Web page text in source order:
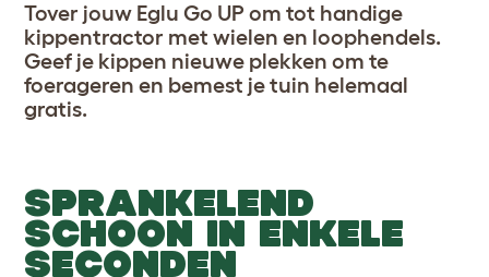
Tover jouw Eglu Go UP om tot handige
kippentractor met wielen en loophendels.
Geef je kippen nieuwe plekken om te
foerageren en bemest je tuin helemaal
gratis.
SPRANKELEND
SCHOON IN ENKELE
SECONDEN